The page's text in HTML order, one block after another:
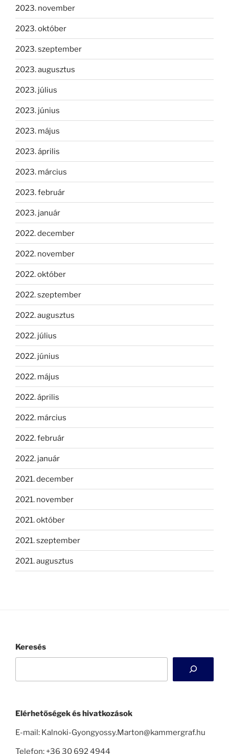
2023. november
2023. október
2023. szeptember
2023. augusztus
2023. július
2023. június
2023. május
2023. április
2023. március
2023. február
2023. január
2022. december
2022. november
2022. október
2022. szeptember
2022. augusztus
2022. július
2022. június
2022. május
2022. április
2022. március
2022. február
2022. január
2021. december
2021. november
2021. október
2021. szeptember
2021. augusztus
Keresés
Elérhetőségek és hivatkozások
E-mail: Kalnoki-Gyongyossy.Marton@kammergraf.hu
Telefon: +36 30 692 4944